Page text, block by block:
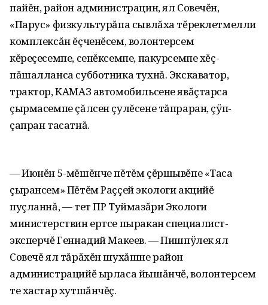
пайĕн, район администрацин, ял Совечĕн,
«Парус» физкультурăпа сывлăха тĕреклетмелли
комплексăн ĕçченĕсем, волонтерсем
кĕреçесемпе, сенĕксемпе, пакурсемпе хĕç-
пăшалланса субботника тухнă. Экскаватор,
трактор, КАМАЗ автомобильсене явăçтарса
çырмасемпе çăлсен çулĕсене тăпраран, çÿп-
çапран тасатнă.
— Июнĕн 5-мĕшĕнче пĕтĕм çĕршывĕпе «Таса
çырансем» Пĕтĕм Раççей экологи акцийĕ
пуçланнă, — тет ПР Туймазăри Экологи
министерствин ертсе пыракан специалист-
эксперчĕ Геннадий Макеев. — Пишпÿлек ял
Совечĕ ял тăрăхĕн шухăшне район
администрацийĕ ырласа йышăнчĕ, волонтерсем
те хастар хутшăнчĕç.